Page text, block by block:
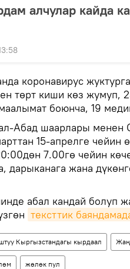
алчулар кайда
коронавирус
төрт киши көз жумуп,
боюнча, 19
Абад шаарлары менен
15-апрелге чейин
7.00гө чейин
дарыканага жана
абал кандай болуп
тексттик
Кыргызстандагы кырдаал
жөлөк пул